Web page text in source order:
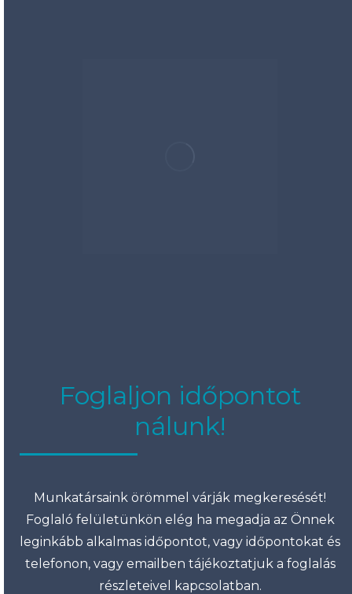
Foglaljon időpontot
nálunk!
Munkatársaink örömmel várják megkeresését!
Foglaló felületünkön elég ha megadja az Önnek
leginkább alkalmas időpontot, vagy időpontokat és
telefonon, vagy emailben tájékoztatjuk a foglalás
részleteivel kapcsolatban.